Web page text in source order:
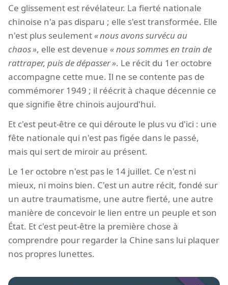
Ce glissement est révélateur. La fierté nationale
chinoise n'a pas disparu ; elle s'est transformée. Elle
n'est plus seulement
nous avons survécu au
chaos , elle est devenue nous sommes en train de
rattraper, puis de dépasser . Le récit du 1er octobre
accompagne cette mue. Il ne se contente pas de
commémorer 1949 ; il réécrit à chaque décennie ce
que signifie être chinois aujourd'hui.
Et c'est peut-être ce qui déroute le plus vu d'ici : une
fête nationale qui n'est pas figée dans le passé,
mais qui sert de miroir au présent.
Le 1er octobre n'est pas le 14 juillet. Ce n'est ni
mieux, ni moins bien. C'est un autre récit, fondé sur
un autre traumatisme, une autre fierté, une autre
manière de concevoir le lien entre un peuple et son
État. Et c'est peut-être la première chose à
comprendre pour regarder la Chine sans lui plaquer
nos propres lunettes.